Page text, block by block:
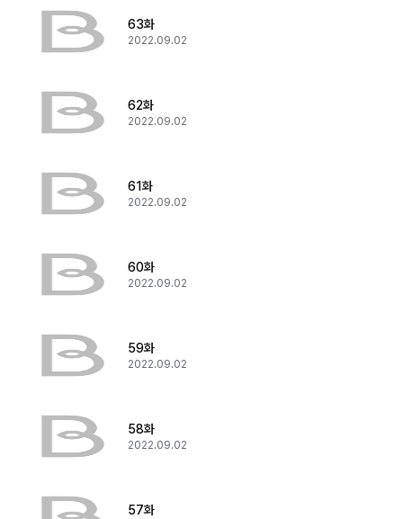
63화
2022.09.02
62화
2022.09.02
61화
2022.09.02
60화
2022.09.02
59화
2022.09.02
58화
2022.09.02
57화